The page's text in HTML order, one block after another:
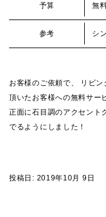
予算 無
参考 シ
お客様のご依頼で、 リビ
頂いたお客様への無料サー
正面に石目調のアクセント
でるようにしました！
投稿日: 2019年10月 9日